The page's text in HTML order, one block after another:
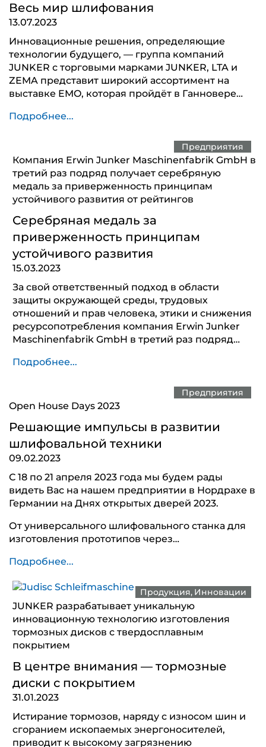
Весь мир шлифования
13.07.2023
Инновационные решения, определяющие
технологии будущего, — группа компаний
JUNKER с торговыми марками JUNKER, LTA и
ZEMA представит широкий ассортимент на
выставке EMO, которая пройдёт в Ганновере…
Подробнее...
Предприятия
Компания Erwin Junker Maschinenfabrik GmbH в
третий раз подряд получает серебряную
медаль за приверженность принципам
устойчивого развития от рейтингов
Серебряная медаль за
приверженность принципам
устойчивого развития
15.03.2023
За свой ответственный подход в области
защиты окружающей среды, трудовых
отношений и прав человека, этики и снижения
ресурсопотребления компания Erwin Junker
Maschinenfabrik GmbH в третий раз подряд…
Подробнее...
Предприятия
Open House Days 2023
Решающие импульсы в развитии
шлифовальной техники
09.02.2023
С 18 по 21 апреля 2023 года мы будем рады
видеть Вас на нашем предприятии в Нордрахе в
Германии на Днях открытых дверей 2023.
От универсального шлифовального станка для
изготовления прототипов через…
Подробнее...
Продукция Инновации
JUNKER разрабатывает уникальную
инновационную технологию изготовления
тормозных дисков с твердосплавным
покрытием
В центре внимания — тормозные
диски с покрытием
31.01.2023
Истирание тормозов, наряду с износом шин и
сгоранием ископаемых энергоносителей,
приводит к высокому загрязнению